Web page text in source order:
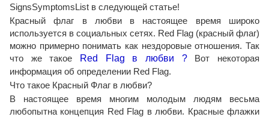
SignsSymptomsList в следующей статье!
Красный флаг в любви в настоящее время широко
используется в социальных сетях. Red Flag (красный флаг)
можно примерно понимать как нездоровые отношения. Так
что же такое
Red Flag в любви ? Вот некоторая
информация об определении Red Flag.
Что такое Красный Флаг в любви?
В настоящее время многим молодым людям весьма
любопытна концепция Red Flag в любви. Красные флажки